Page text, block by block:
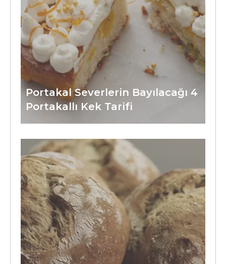
Portakal Severlerin Bayılacağı 4
Portakallı Kek Tarifi